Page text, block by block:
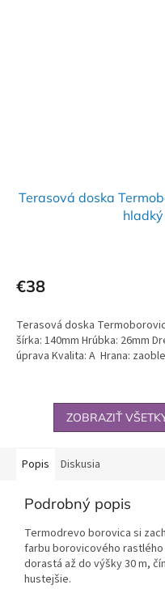
Terasová doska
€38
Terasová doska
šírka: 140mm Hrúbka: 26mm
úprava Kvalita: A Hrana:
ZOBRAZIŤ
Popis Diskusia
Podrobný popis
Termodrevo borovica si
farbu borovicového
dorastá až do výšky 30 m,
hustejšie.